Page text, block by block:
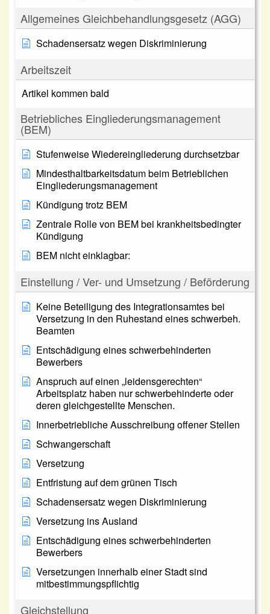
Allgemeines Gleichbehandlungsgesetz (AGG)
Schadensersatz wegen Diskriminierung
Arbeitszeit
Artikel kommen bald
Betriebliches Eingliederungsmanagement
(BEM)
Stufenweise Wiedereingliederung durchsetzbar
Mindesthaltbarkeitsdatum beim Betrieblichen
Eingliederungsmanagement
Kündigung trotz BEM
Zentrale Rolle von BEM bei krankheitsbedingter
Kündigung
BEM nicht einklagbar:
Einstellung / Ver- und Umsetzung / Beförderung
Keine Beteiligung des Integrationsamtes bei
Versetzung in den Ruhestand eines schwerbeh.
Beamten
Entschädigung eines schwerbehinderten
Bewerbers
Anspruch auf einen „leidensgerechten“
Arbeitsplatz haben nur schwerbehinderte oder
deren gleichgestellte Menschen.
Innerbetriebliche Ausschreibung offener Stellen
Schwangerschaft
Versetzung
Entfristung auf dem grünen Tisch
Schadensersatz wegen Diskriminierung
Versetzung ins Ausland
Entschädigung eines schwerbehinderten
Bewerbers
Versetzungen innerhalb einer Stadt sind
mitbestimmungspflichtig
Gleichstellung